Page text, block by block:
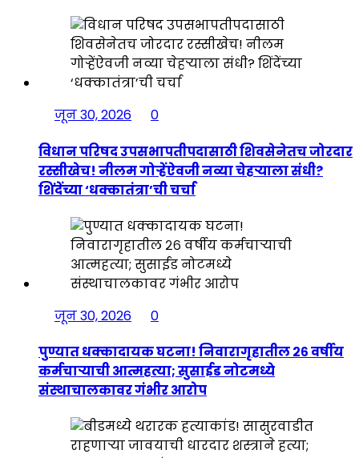
जून 30, 2026
0
विधान परिषद उपसभापतीपदासाठी शिवसेनेतच जोरदार
रस्सीखेच! नीलम गोऱ्हेंऐवजी नव्या चेहऱ्याला संधी?
शिंदेंच्या ‘धक्कातंत्रा’ची चर्चा
जून 30, 2026
0
पुण्यात धक्कादायक घटना! निवारागृहातील २६ वर्षीय
कर्मचाऱ्याची आत्महत्या; सुसाईड नोटमध्ये
संस्थाचालकावर गंभीर आरोप